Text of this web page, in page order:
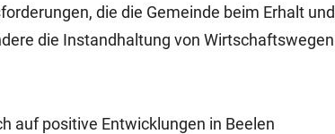
die die Gemeinde beim Erhalt und
die Instandhaltung von Wirtschaftswegen
auf positive Entwicklungen in Beelen